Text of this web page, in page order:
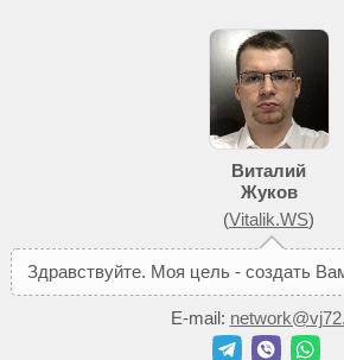
Виталий
Жуков
(Vitalik.WS)
Здравствуйте. Моя цель - создать Ва
E-mail: